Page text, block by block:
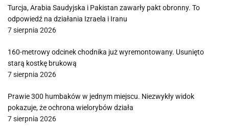
Turcja, Arabia Saudyjska i Pakistan zawarły pakt obronny. To
odpowiedź na działania Izraela i Iranu
7 sierpnia 2026
160-metrowy odcinek chodnika już wyremontowany. Usunięto
starą kostkę brukową
7 sierpnia 2026
Prawie 300 humbaków w jednym miejscu. Niezwykły widok
pokazuje, że ochrona wielorybów działa
7 sierpnia 2026